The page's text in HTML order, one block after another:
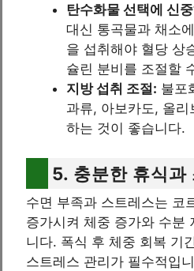
탄수화물 선택에 신
대신 통곡물과 채소
을 섭취해야 혈당 상
슐린 분비를 조절할
지방 섭취 조절: 불포
과류, 아보카도, 올
하는 것이 좋습니다.
5. 충분한 휴식과
수면 부족과 스트레스는 코
증가시켜 체중 증가와 수분
니다. 폭식 후 체중 회복 기
스트레스 관리가 필수적입